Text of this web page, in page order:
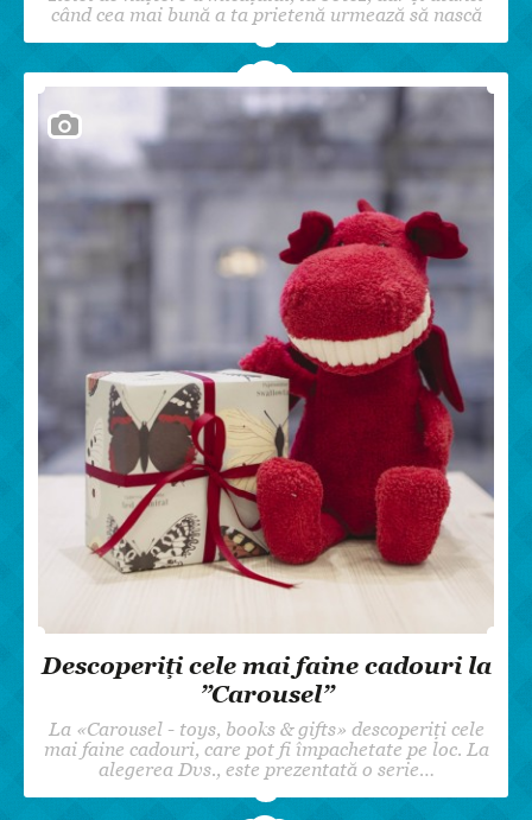
când cea mai bună a ta prietenă urmează să nască
Descoperiți cele mai faine cadouri la
”Carousel”
La «Carousel - toys, books & gifts» descoperiți cele
mai faine cadouri, care pot fi împachetate pe loc. La
alegerea Dvs., este prezentată o serie…